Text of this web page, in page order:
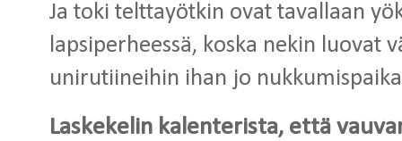
Ja toki telttayötkin ovat tavallaan
lapsiperheessä, koska nekin luovat
unirutiineihin ihan jo
Laskekelin kalenterista, että